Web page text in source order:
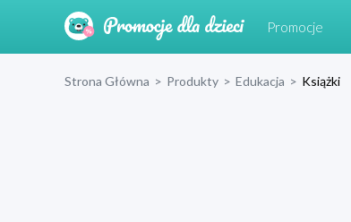
Promocje
Strona Główna > Produkty > Edukacja > Książki